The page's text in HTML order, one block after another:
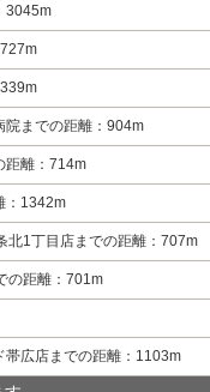
3045m
院までの距離：904m
距離：714m
：1342m
北1丁目店までの距離：707m
の距離：701m
帯広店までの距離：1103m